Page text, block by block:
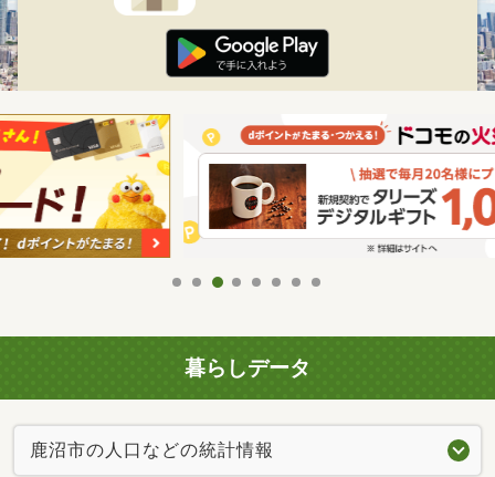
暮らしデータ
鹿沼市の人口などの統計情報